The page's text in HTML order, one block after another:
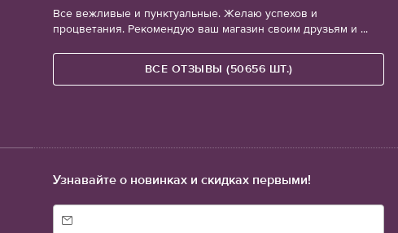
Все вежливые и пунктуальные. Желаю успехов и
процветания. Рекомендую ваш магазин своим друзьям и ...
ВСЕ ОТЗЫВЫ (50656 ШТ.)
Узнавайте о новинках и скидках первыми!